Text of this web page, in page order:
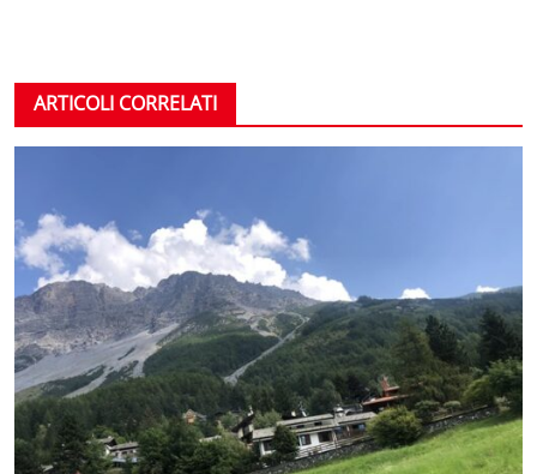
ARTICOLI CORRELATI